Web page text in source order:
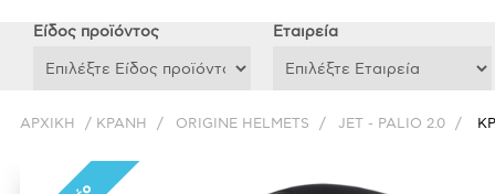
Eίδος προϊόντος Εταιρεία
ΑΡΧΙΚΉ / ΚΡΑΝΗ / ORIGINE HELMETS / JET - PALIO 2.0 /